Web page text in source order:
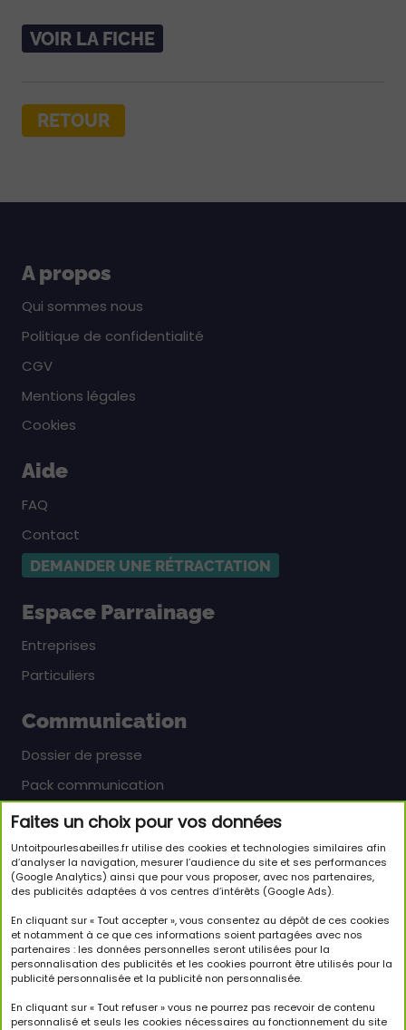
Faites un choix pour vos données
Untoitpourlesabeilles.fr utilise des cookies et technologies similaires afin
d’analyser la navigation, mesurer l’audience du site et ses performances
(Google Analytics) ainsi que pour vous proposer, avec nos partenaires,
des publicités adaptées à vos centres d’intérêts (Google Ads).
En cliquant sur « Tout accepter », vous consentez au dépôt de ces cookies
et notamment à ce que ces informations soient partagées avec nos
partenaires : les données personnelles seront utilisées pour la
personnalisation des publicités et les cookies pourront être utilisés pour la
publicité personnalisée et la publicité non personnalisée.
En cliquant sur « Tout refuser » vous ne pourrez pas recevoir de contenu
personnalisé et seuls les cookies nécessaires au fonctionnement du site
VOIR LA FICHE
RETOUR
A propos
Qui sommes nous
Politique de confidentialité
CGV
Mentions légales
Cookies
Aide
FAQ
Contact
DEMANDER UNE RÉTRACTATION
Espace Parrainage
Entreprises
Particuliers
Communication
Dossier de presse
Pack communication
Newsletter
Inscrivez-vous pour en savoir plus sur le monde
passionnant des abeilles et sur notre initiative.
JE M'INSCRIS À LA NEWSLETTER
Suivez-nous